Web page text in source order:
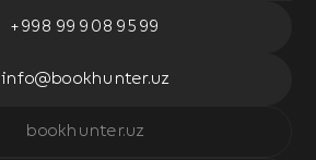
+998 99 908 95 99
info@bookhunter.uz
bookhunter.uz